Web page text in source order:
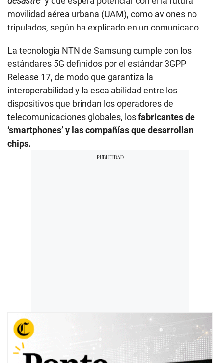
movilidad aérea urbana (UAM), como aviones no
tripulados, según ha explicado en un comunicado.
La tecnología NTN de Samsung cumple con los
estándares 5G definidos por el estándar 3GPP
Release 17, de modo que garantiza la
interoperabilidad y la escalabilidad entre los
dispositivos que brindan los operadores de
telecomunicaciones globales, losfabricantes de
‘smartphones’ y las compañías que desarrollan
chips.